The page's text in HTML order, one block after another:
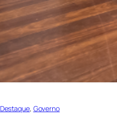
Destaque, Governo